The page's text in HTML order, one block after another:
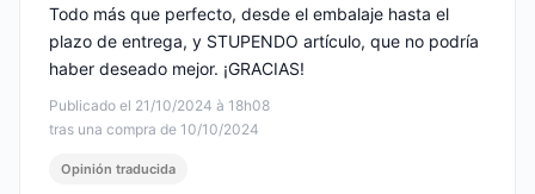
Publicado el 21/10/2024 à 18h08
tras una compra de 10/10/2024
Todo más que perfecto, desde el embalaje hasta el
plazo de entrega, y STUPENDO artículo, que no podría
haber deseado mejor. ¡GRACIAS!
Opinión traducida